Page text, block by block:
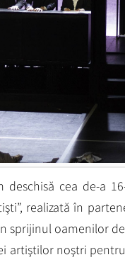
cea de-a
realizată în
sprijinul oamenilor
artiştilor noştri